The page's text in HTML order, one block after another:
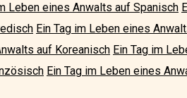
Leben eines Anwalts auf Spanisch
Ein Tag im Leben eines
auf Koreanisch Ein Tag im
Ein Tag im Leben eines